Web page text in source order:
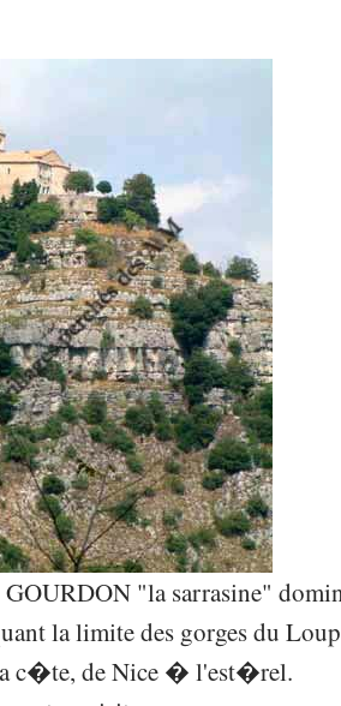
"la sarrasine"
la limite des gorges du
la c�te, de Nice � l'est�rel.